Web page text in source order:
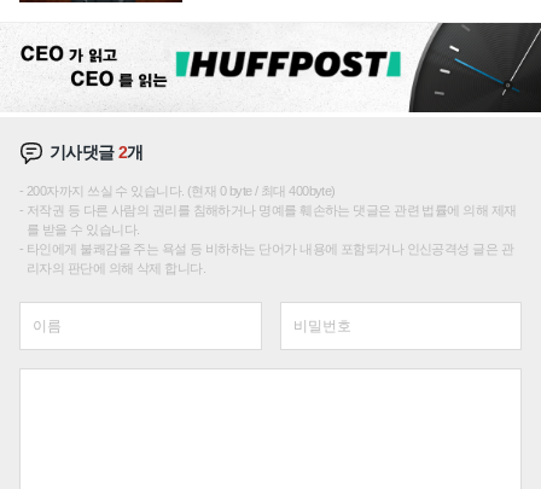
기사댓글2개
200자까지 쓰실 수 있습니다. (현재 0 byte / 최대 400byte)
저작권 등 다른 사람의 권리를 침해하거나 명예를 훼손하는 댓글은 관련 법률에 의해 제재
를 받을 수 있습니다.
타인에게 불쾌감을 주는 욕설 등 비하하는 단어가 내용에 포함되거나 인신공격성 글은 관
리자의 판단에 의해 삭제 합니다.